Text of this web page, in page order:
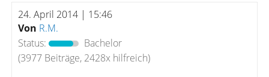
24. April 2014 | 15:46
Von R.M.
Status:
Bachelor
(3977 Beiträge, 2428x hilfreich)